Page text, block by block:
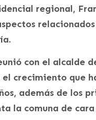
regional,
con el alcalde
el crecimiento que
además de los
la comuna de